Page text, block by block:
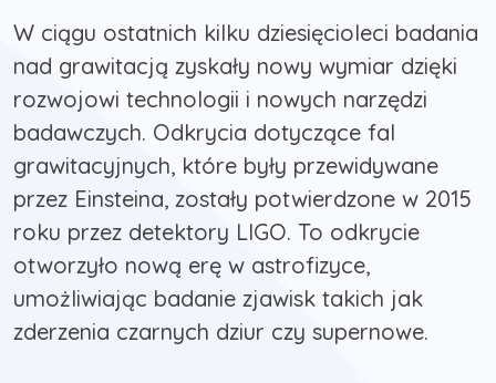
W ciągu ostatnich kilku dziesięcioleci badania
nad grawitacją zyskały nowy wymiar dzięki
rozwojowi technologii i nowych narzędzi
badawczych. Odkrycia dotyczące fal
grawitacyjnych, które były przewidywane
przez Einsteina, zostały potwierdzone w 2015
roku przez detektory LIGO. To odkrycie
otworzyło nową erę w astrofizyce,
umożliwiając badanie zjawisk takich jak
zderzenia czarnych dziur czy supernowe.